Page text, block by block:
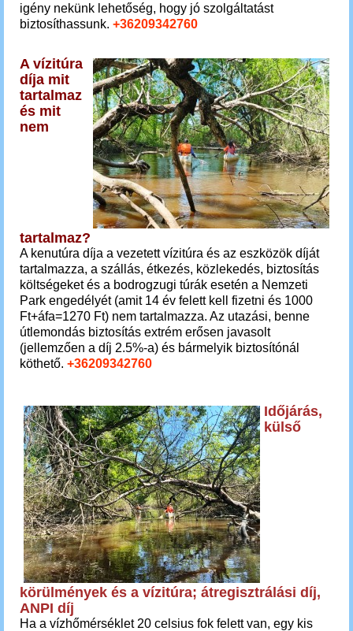
igény nekünk lehetőség, hogy jó szolgáltatást
biztosíthassunk. +36209342760
A vízitúra
díja mit
tartalmaz
és mit
nem
tartalmaz?
A kenutúra díja a vezetett vízitúra és az eszközök díját
tartalmazza, a szállás, étkezés, közlekedés, biztosítás
költségeket és a bodrogzugi túrák esetén a Nemzeti
Park engedélyét (amit 14 év felett kell fizetni és 1000
Ft+áfa=1270 Ft) nem tartalmazza. Az utazási, benne
útlemondás biztosítás extrém erősen javasolt
(jellemzően a díj 2.5%-a) és bármelyik biztosítónál
köthető. +36209342760
Időjárás,
külső
körülmények és a vízitúra; átregisztrálási díj,
ANPI díj
Ha a vízhőmérséklet 20 celsius fok felett van, egy kis